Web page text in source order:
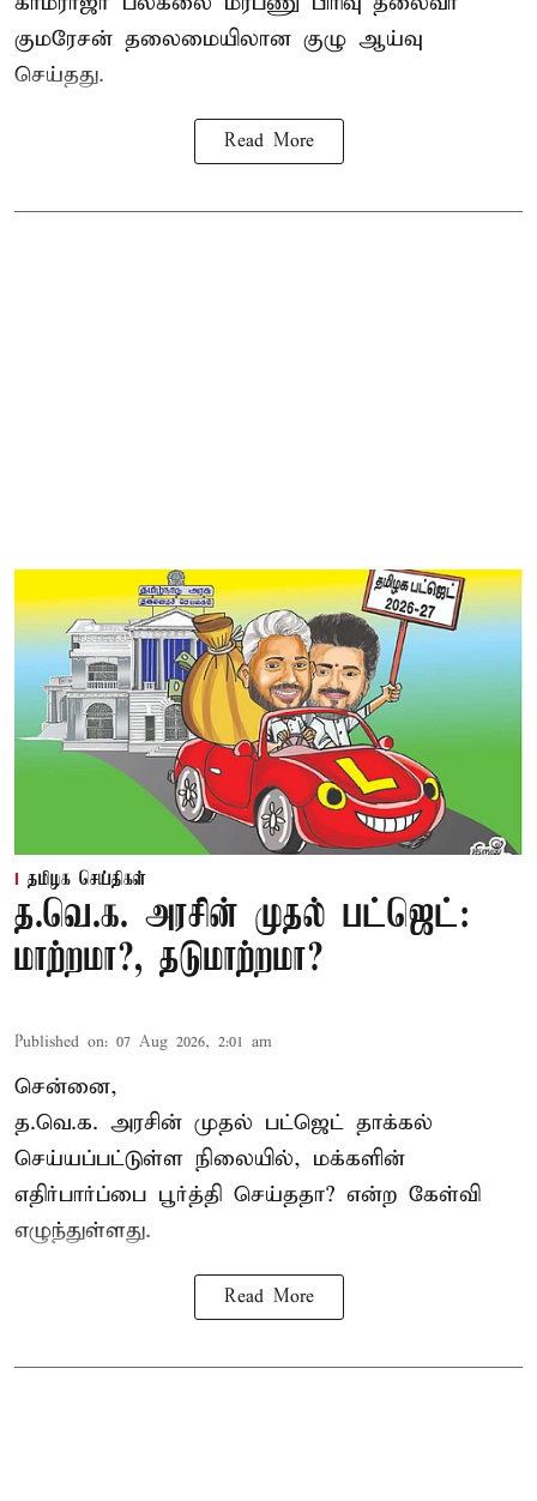
குமரேசன் தலைமையிலான குழு ஆய்வு
செய்தது.
Read More
தமிழக செய்திகள்
த.வெ.க. அரசின் முதல் பட்ஜெட்:
மாற்றமா?, தடுமாற்றமா?
Published on: 07 Aug 2026, 2:01 am
சென்னை,
த.வெ.க. அரசின் முதல் பட்ஜெட் தாக்கல்
செய்யப்பட்டுள்ள நிலையில், மக்களின்
எதிர்பார்ப்பை பூர்த்தி செய்ததா? என்ற கேள்வி
எழுந்துள்ளது.
Read More